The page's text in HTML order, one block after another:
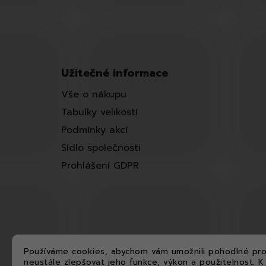
Používáme cookies, abychom vám umožnili pohodlné
neustále zlepšovat jeho funkce, výkon a použitelnost.
Užitečné informace
Vše o nákupu
Tabulky velikostí
Podmínky akcí
Sídlo společnosti
Prohlášení GDPR